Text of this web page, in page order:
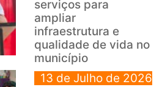
serviços para
ampliar
infraestrutura e
qualidade de vida no
município
13 de Julho de 2026